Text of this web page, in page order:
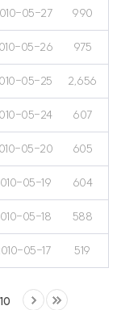
05-27 990
05-26 975
05-25 2,656
05-24 607
05-20 605
05-19 604
05-18 588
05-17 519
10